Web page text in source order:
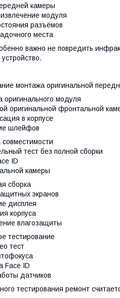
камеры
модуля
разъёмов
места
важно не повредить
монтажа оригинальной
оригинального модуля
оригинальной фронтальной
в корпусе
шлейфов
тест без полной сборки
ID
камеры
сборка
экранов
дисплея
корпуса
влагозащиты
тестирование
тест
Face ID
датчиков
тестирования ремонт